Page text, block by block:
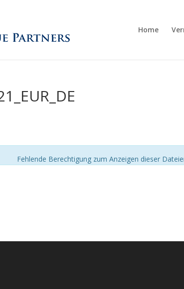
Home
Fehlende Berechtigung zum Anzeigen dieser